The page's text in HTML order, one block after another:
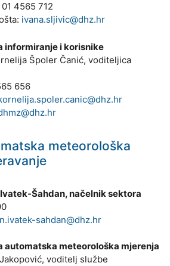
4565 712
ivana.sljivic@dhz.hr
informiranje i korisnike
Špoler Čanić, voditeljica
656
meteorološka
Šahdan, načelnik sektora
sahdan@dhz.hr
automatska meteorološka mjerenja
voditelj službe